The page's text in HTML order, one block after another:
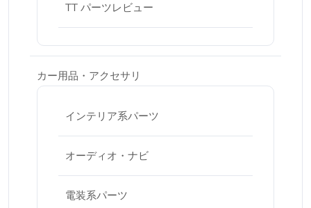
TT パーツレビュー
カー用品・アクセサリ
インテリア系パーツ
オーディオ・ナビ
電装系パーツ